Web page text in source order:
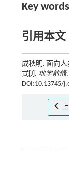
Key words
引用本文
成秋明. 面向
式[J]. 地学前缘
DOI:10.13745/